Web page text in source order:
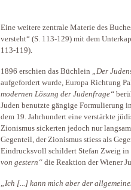
Eine weitere zentrale Materie des
versteht“ (S. 113-129) mit dem
113-119).
1896 erschien das Büchlein „Der
aufgefordert wurde, Europa Richtung
modernen Lösung der Judenfrage“
Juden benutzte gängige Formulierung
dem 19. Jahrhundert eine verstärkte
Zionismus sickerten jedoch nur
Gegenteil, der Zionismus stiess als
Eindrucksvoll schildert Stefan Zweig
von gestern“ die Reaktion der Wiener
„Ich [...] kann mich aber der